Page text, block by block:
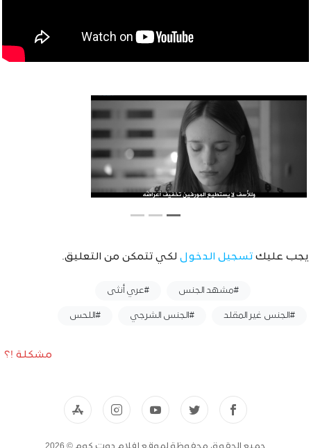
يجب عليك تسجيل الدخول لكي تتمكن من التعليق.
#مشهد الجنس #عري أنثى
#الجنس غير المقلد #الجنس الشرجي #اللحس
مشكلة !؟